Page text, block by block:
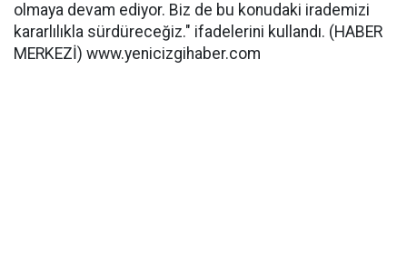
olmaya devam ediyor. Biz de bu konudaki irademizi
kararlılıkla sürdüreceğiz." ifadelerini kullandı. (HABER
MERKEZİ) www.yenicizgihaber.com